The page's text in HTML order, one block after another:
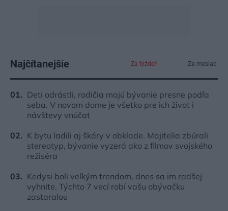
Najčítanejšie Za týždeň Za mesiac
Deti odrástli, rodičia majú bývanie presne podľa
seba. V novom dome je všetko pre ich život i
návštevy vnúčat
K bytu ladili aj škáry v obklade. Majitelia zbúrali
stereotyp, bývanie vyzerá ako z filmov svojského
režiséra
Kedysi boli veľkým trendom, dnes sa im radšej
vyhnite. Týchto 7 vecí robí vašu obývačku
zastaralou